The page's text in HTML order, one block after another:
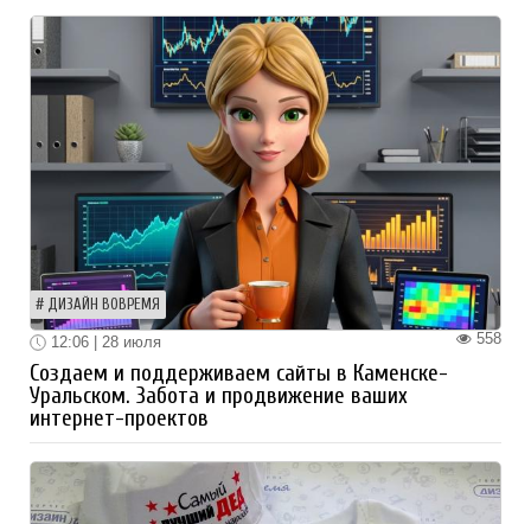
ДИЗАЙН ВОВРЕМЯ
558
12:06 | 28 июля
Создаем и поддерживаем сайты в Каменске-
Уральском. Забота и продвижение ваших
интернет-проектов